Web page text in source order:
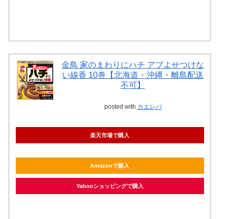
金鳥 家のまわりにハチ アブよせつけな
い線香 10巻【北海道・沖縄・離島配送
不可】
posted with カエレバ
楽天市場で購入
Amazonで購入
Yahooショッピングで購入